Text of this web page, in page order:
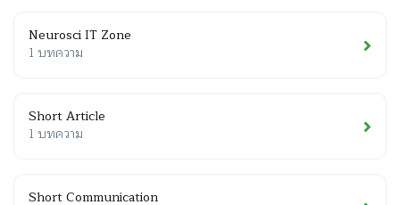
Neurosci IT Zone
1 บทความ
Short Article
1 บทความ
Short Communication